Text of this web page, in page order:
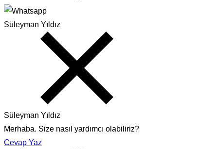
Süleyman Yıldız
Süleyman Yıldız
Merhaba. Size nasıl yardımcı olabiliriz?
Cevap Yaz